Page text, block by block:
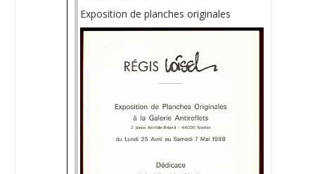
Exposition de planches originales